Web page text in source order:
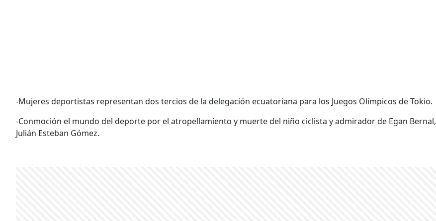
-Mujeres deportistas representan dos tercios de la delegación ecuatoriana para los Juegos Olímpicos de Tokio.
-Conmoción el mundo del deporte por el atropellamiento y muerte del niño ciclista y admirador de Egan Bernal,
Julián Esteban Gómez.